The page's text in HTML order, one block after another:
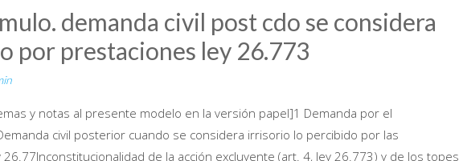
demanda civil post cdo se considera
por prestaciones ley 26.773
y notas al presente modelo en la versión papel]1 Demanda por el
civil posterior cuando se considera irrisorio lo percibido por las
de la acción excluyente (art. 4, ley 26.773) y de los topes